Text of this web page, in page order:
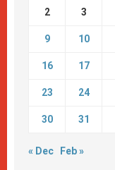
2 3
9 10
16 17
23 24
30 31
« Dec Feb »